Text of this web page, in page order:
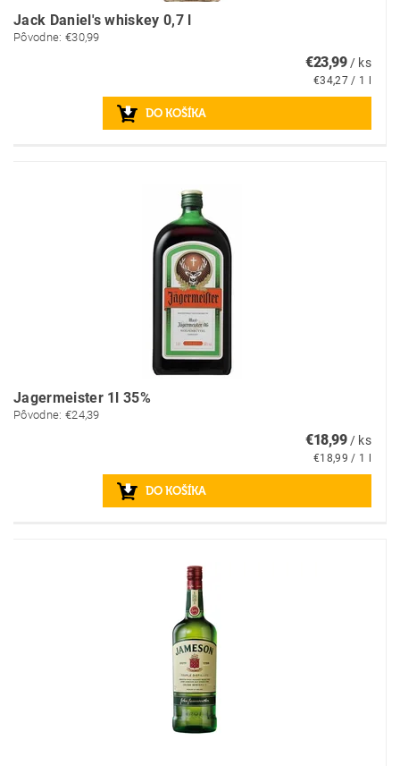
Jack Daniel's whiskey 0,7 l
Pôvodne: €30,99
€23,99 / ks
€34,27 / 1 l
Jagermeister 1l 35%
Pôvodne: €24,39
€18,99 / ks
€18,99 / 1 l